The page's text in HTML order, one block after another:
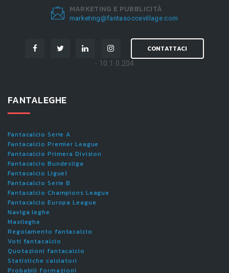
MARKETING E PUBBLICITÀ
marketing@fantasoccevillage.com
CONTATTACI
- 10.1.0.204
FANTALEGHE
Fantacalcio Serie A
Fantacalcio Premier League
Fantacalcio Primera Division
Fantacalcio Bundesliga
Fantacalcio Ligue1
Fantacalcio Serie B
Fantacalcio Champions League
Fantacalcio Europa League
Naviga leghe
Maxileghe
Regolamento fantacalcio
Voti fantacalcio
Quotazioni fantacalcio
Statistiche calciatori
Probabili formazioni